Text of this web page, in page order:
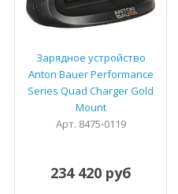
Зарядное устройство
Anton Bauer Performance
Series Quad Charger Gold
Mount
Арт. 8475-0119
234 420 руб